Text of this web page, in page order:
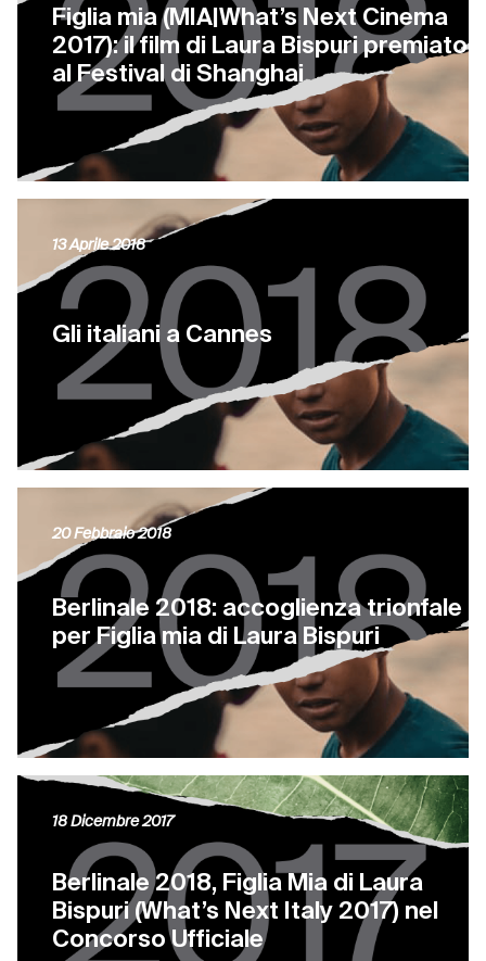
Figlia mia (MIA|What’s Next Cinema
2017): il film di Laura Bispuri premiato
al Festival di Shanghai
Gli italiani a Cannes
13 Aprile 2018
Berlinale 2018: accoglienza trionfale
per Figlia mia di Laura Bispuri
20 Febbraio 2018
Berlinale 2018, Figlia Mia di Laura
Bispuri (What’s Next Italy 2017) nel
Concorso Ufficiale
18 Dicembre 2017